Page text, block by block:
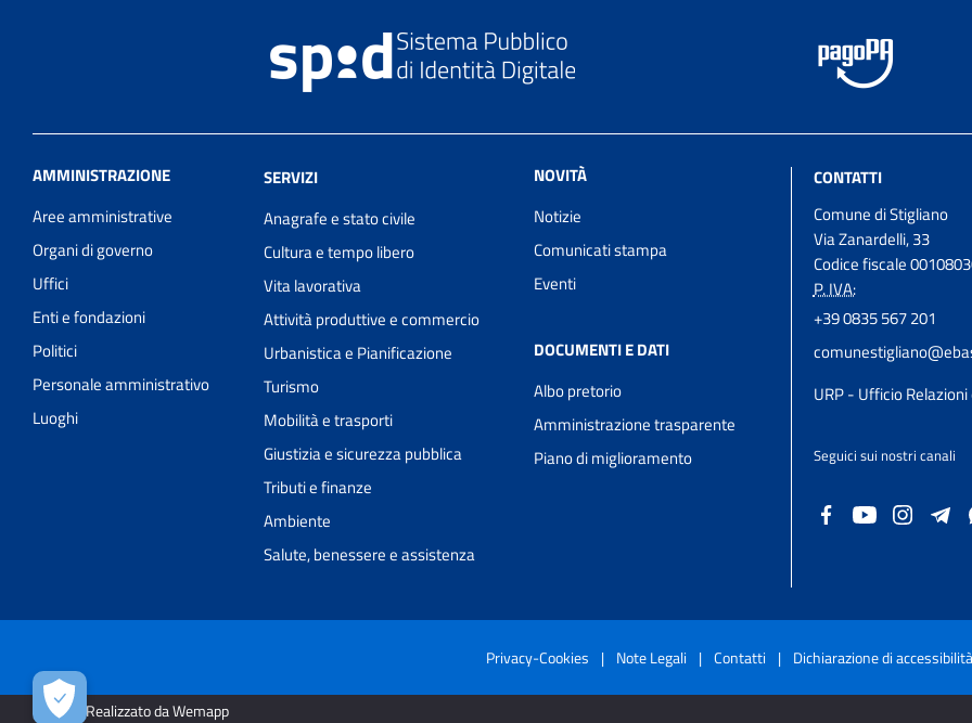
AMMINISTRAZIONE
Aree amministrative
Organi di governo
Uffici
Enti e fondazioni
Politici
Personale amministrativo
Luoghi
SERVIZI
Anagrafe e stato civile
Cultura e tempo libero
Vita lavorativa
Attività produttive e commercio
Urbanistica e Pianificazione
Turismo
Mobilità e trasporti
Giustizia e sicurezza pubblica
Tributi e finanze
Ambiente
Salute, benessere e assistenza
NOVITÀ
Notizie
Comunicati stampa
Eventi
DOCUMENTI E DATI
Albo pretorio
Amministrazione trasparente
Piano di miglioramento
CONTATTI
Comune di Stigliano
Via Zanardelli, 33
Codice fiscale
P. IVA:
+39 0835 567 201
URP - Ufficio
Seguici sui nostri canali
Privacy-Cookies | Note Legali | Contatti | Dichiarazione di accessibilità
2026 | Realizzato da Wemapp